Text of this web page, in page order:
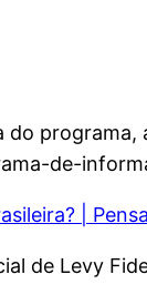
de-
|
de Levy